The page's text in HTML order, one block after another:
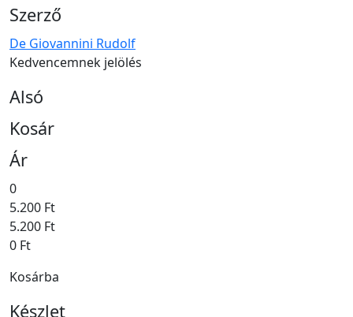
Szerző
De Giovannini Rudolf
Kedvencemnek jelölés
Alsó
Kosár
Ár
0
5.200 Ft
5.200 Ft
0 Ft
Kosárba
Készlet